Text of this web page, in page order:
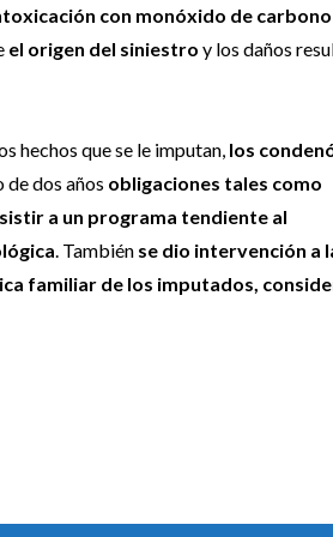
con monóxido de
el origen del siniestro y los daños
hechos que se le imputan, los
dos años obligaciones tales como
a un programa tendiente al
. También se dio intervención a
familiar de los imputados,